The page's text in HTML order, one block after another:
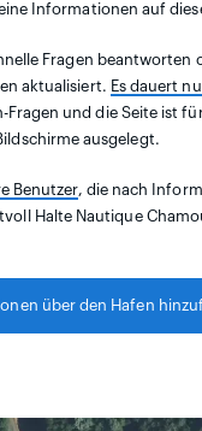
Informationen auf
Fragen beantworten
aktualisiert. Es dauert
Fragen und die Seite ist
ausgelegt.
Benutzer, die nach
Halte Nautique
über den Hafen